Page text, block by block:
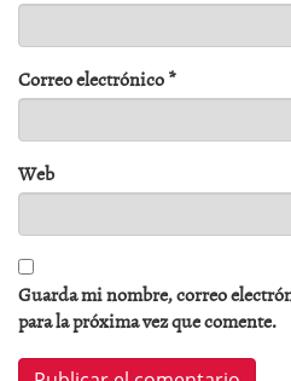
Correo electrónico*
Web
Guarda mi nombre, correo
para la próxima vez que comente.